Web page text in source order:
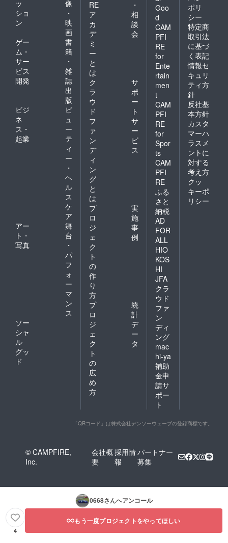
ッ
ショ
ン
像
・
映
画
ゲー
ム・
サー
ビス
開発
書
籍
・
雑
誌
出
版
ビジ
ネ
ス・
起業
ビ
ュ
ー
テ
ィ
ー
・
ヘ
ル
ス
ケ
ア
アー
ト・
写真
舞
台
・
パ
フ
ォ
ー
マ
ン
ス
ソー
シャ
ル
グッ
ド
RE
ア
カ
デ
ミ
ー
と
は
・
相
談
会
ク
ラ
ウ
ド
フ
ァ
ン
デ
ィ
ン
グ
と
は
サ
ポ
ー
ト
サ
ー
ビ
ス
プ
ロ
ジ
ェ
ク
ト
の
作
り
方
実
施
事
例
プ
ロ
ジ
ェ
ク
ト
の
広
め
方
統
計
デ
ー
タ
Goo
d
CAM
PFI
RE
for
Ente
rtain
men
t
CAM
PFI
RE
for
Spor
ts
CAM
PFI
RE
ふる
さと
納税
AD
FOR
ALL
HIO
KOS
HI
JFA
クラ
ウド
ファ
ン
ディ
ング
mac
hi-ya
補助
金申
請サ
ポー
ト
ポリ
シー
特定商
取引法
に基づ
く表記
情報セ
キュリ
ティ方
針
反社基
本方針
カスタ
マーハ
ラスメ
ントに
対する
考え方
クッ
キーポ
リシー
「QRコード」は株式会社デンソーウェーブの登録商標です。
© CAMPFIRE,
Inc.
会社概
要
採用情
報
パートナー
募集
0668さんへアンコール
4
もう一度プロジェクトをやってほしい